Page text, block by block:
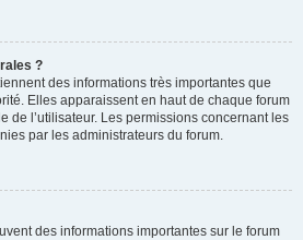
?
des informations très importantes que
Elles apparaissent en haut de chaque forum
de l’utilisateur. Les permissions concernant les
par les administrateurs du forum.
des informations importantes sur le forum